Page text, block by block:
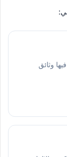
وثائق